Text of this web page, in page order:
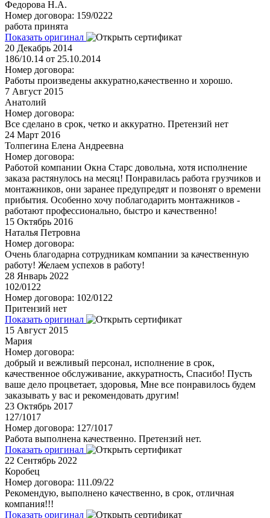
Федорова Н.А.
Номер договора: 159/0222
работа принята
Показать оригинал
20 Декабрь 2014
186/10.14 от 25.10.2014
Номер договора:
Работы произведены аккуратно,качественно и хорошо.
7 Август 2015
Анатолий
Номер договора:
Все сделано в срок, четко и аккуратно. Претензий нет
24 Март 2016
Толпегина Елена Андреевна
Номер договора:
Работой компании Окна Старс довольна, хотя исполнение
заказа растянулось на месяц! Понравилась работа грузчиков и
монтажников, они заранее предупредят и позвонят о времени
прибытия. Особенно хочу поблагодарить монтажников -
работают профессионально, быстро и качественно!
15 Октябрь 2016
Наталья Петровна
Номер договора:
Очень благодарна сотрудникам компании за качественную
работу! Желаем успехов в работу!
28 Январь 2022
102/0122
Номер договора: 102/0122
Притензий нет
Показать оригинал
15 Август 2015
Мария
Номер договора:
добрый и вежливый персонал, исполнение в срок,
качественное обслуживание, аккуратность, Спасибо! Пусть
ваше дело процветает, здоровья, Мне все понравилось будем
заказывать у вас и рекомендовать другим!
23 Октябрь 2017
127/1017
Номер договора: 127/1017
Работа выполнена качественно. Претензий нет.
Показать оригинал
22 Сентябрь 2022
Коробец
Номер договора: 111.09/22
Рекомендую, выполнено качественно, в срок, отличная
компания!!!
Показать оригинал